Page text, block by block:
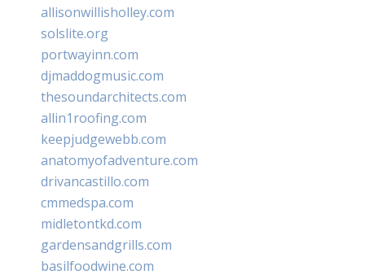
allisonwillisholley.com
solslite.org
portwayinn.com
djmaddogmusic.com
thesoundarchitects.com
allin1roofing.com
keepjudgewebb.com
anatomyofadventure.com
drivancastillo.com
cmmedspa.com
midletontkd.com
gardensandgrills.com
basilfoodwine.com